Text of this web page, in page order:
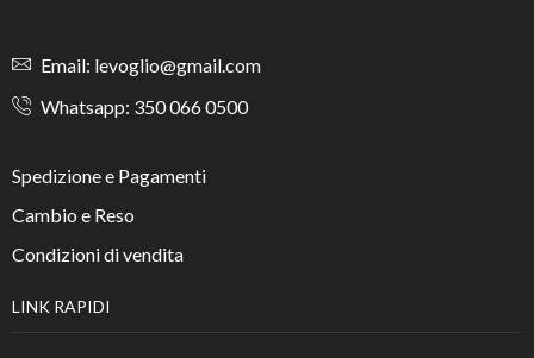
Email: levoglio@gmail.com
Whatsapp: 350 066 0500
Spedizione e Pagamenti
Cambio e Reso
Condizioni di vendita
LINK RAPIDI